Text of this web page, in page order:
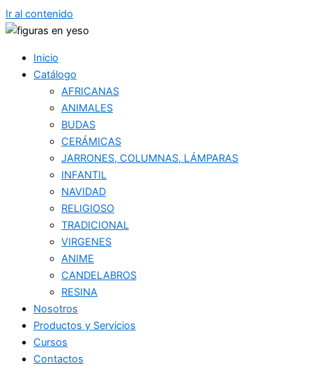
Ir al contenido
Inicio
Catálogo
AFRICANAS
ANIMALES
BUDAS
CERÁMICAS
JARRONES, COLUMNAS, LÁMPARAS
INFANTIL
NAVIDAD
RELIGIOSO
TRADICIONAL
VIRGENES
ANIME
CANDELABROS
RESINA
Nosotros
Productos y Servicios
Cursos
Contactos